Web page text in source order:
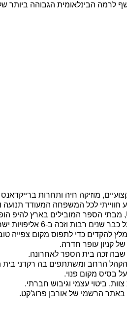
לרמה הבינלאומית הגבוהה ביותר
מוזיקה חיה ותחרות
לכל המשפחה המעודד תנועה
רבות וזכה ב-6 אליפויות ישראל.
של קניון עופר חדרה.
שבה זכה בית הספר לאחרונה.
הרחב ומשתתפים בה רקדני בית
בסיס מקום פנוי.
ביטוי עצמי וגיבוש חברתי.
באתר הרשמי של אורבן פרוג'קט.